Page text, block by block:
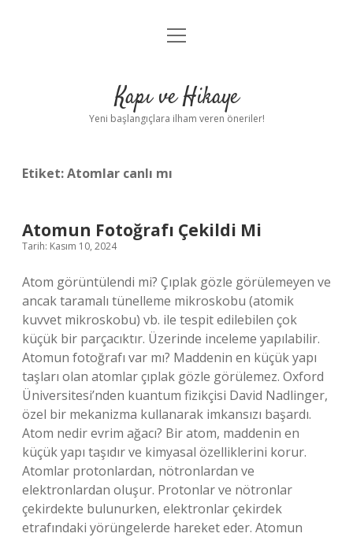
Anasayfa
Yasal Uyarı
menüyü
Kapı ve Hikaye
Yeni başlangıçlara ilham veren öneriler!
Etiket:Atomlar canlı mı
Atomun Fotoğrafı Çekildi Mi
Tarih: Kasım 10, 2024
Atom görüntülendi mi? Çıplak gözle görülemeyen ve
ancak taramalı tünelleme mikroskobu (atomik
kuvvet mikroskobu) vb. ile tespit edilebilen çok
küçük bir parçacıktır. Üzerinde inceleme yapılabilir.
Atomun fotoğrafı var mı? Maddenin en küçük yapı
taşları olan atomlar çıplak gözle görülemez. Oxford
Üniversitesi’nden kuantum fizikçisi David Nadlinger,
özel bir mekanizma kullanarak imkansızı başardı.
Atom nedir evrim ağacı? Bir atom, maddenin en
küçük yapı taşıdır ve kimyasal özelliklerini korur.
Atomlar protonlardan, nötronlardan ve
elektronlardan oluşur. Protonlar ve nötronlar
çekirdekte bulunurken, elektronlar çekirdek
etrafındaki yörüngelerde hareket eder. Atomun